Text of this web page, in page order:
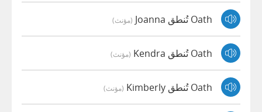
Oath تُنطق Joanna (مؤنث)
Oath تُنطق Kendra (مؤنث)
Oath تُنطق Kimberly (مؤنث)